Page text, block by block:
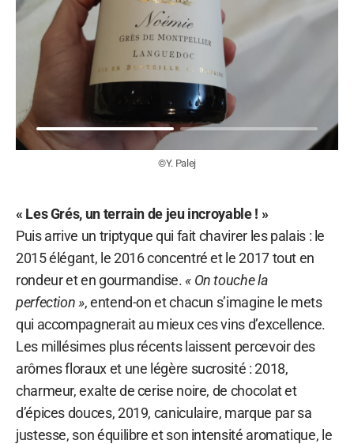
©Y. Palej
« Les Grés, un terrain de jeu incroyable ! »
Puis arrive un triptyque qui fait chavirer les palais : le
2015 élégant, le 2016 concentré et le 2017 tout en
rondeur et en gourmandise.« On touche la
perfection », entend-on et chacun s’imagine le mets
qui accompagnerait au mieux ces vins d’excellence.
Les millésimes plus récents laissent percevoir des
arômes floraux et une légère sucrosité : 2018,
charmeur, exalte de cerise noire, de chocolat et
d’épices douces, 2019, caniculaire, marque par sa
justesse, son équilibre et son intensité aromatique, le